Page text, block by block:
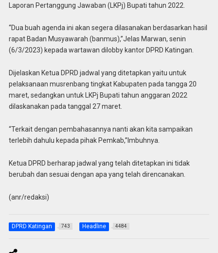
Laporan Pertanggung Jawaban (LKPj) Bupati tahun 2022.
“Dua buah agenda ini akan segera dilasanakan berdasarkan hasil
rapat Badan Musyawarah (banmus),”Jelas Marwan, senin
(6/3/2023) kepada wartawan dilobby kantor DPRD Katingan.
Dijelaskan Ketua DPRD jadwal yang ditetapkan yaitu untuk
pelaksanaan musrenbang tingkat Kabupaten pada tangga 20
maret, sedangkan untuk LKPj Bupati tahun anggaran 2022
dilaskanakan pada tanggal 27 maret.
“Terkait dengan pembahasannya nanti akan kita sampaikan
terlebih dahulu kepada pihak Pemkab,”Imbuhnya.
Ketua DPRD berharap jadwal yang telah ditetapkan ini tidak
berubah dan sesuai dengan apa yang telah direncanakan.
(anr/redaksi)
DPRD Katingan 743 Headline 4484